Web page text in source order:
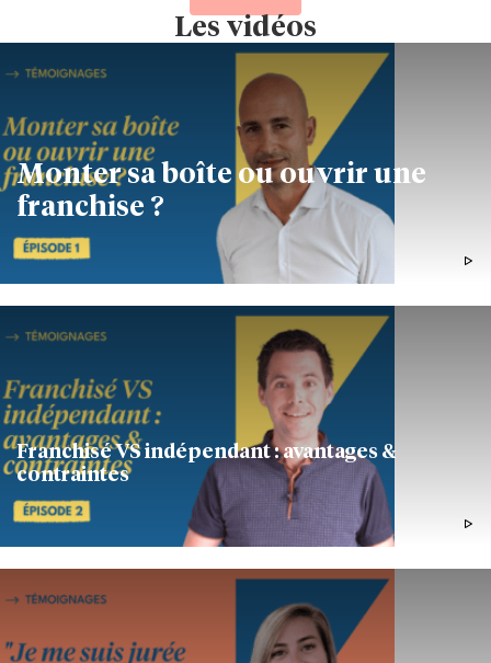
Les vidéos
Monter sa boîte ou ouvrir une
franchise ?
0MIN28 HISTOIRE D'ENTREPRENEURS
Franchisé VS indépendant : avantages &
contraintes
1M22 HISTOIRE D'ENTREPRENEURS